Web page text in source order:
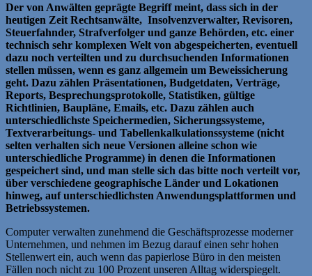
Der von Anwälten geprägte Begriff meint, dass sich in der
heutigen Zeit Rechtsanwälte, Insolvenzverwalter, Revisoren,
Steuerfahnder, Strafverfolger und ganze Behörden, etc. einer
technisch sehr komplexen Welt von abgespeicherten, eventuell
dazu noch verteilten und zu durchsuchenden Informationen
stellen müssen, wenn es ganz allgemein um Beweissicherung
geht. Dazu zählen Präsentationen, Budgetdaten, Verträge,
Reports, Besprechungsprotokolle, Statistiken, gültige
Richtlinien, Baupläne, Emails, etc. Dazu zählen auch
unterschiedlichste Speichermedien, Sicherungssysteme,
Textverarbeitungs- und Tabellenkalkulationssysteme (nicht
selten verhalten sich neue Versionen alleine schon wie
unterschiedliche Programme) in denen die Informationen
gespeichert sind, und man stelle sich das bitte noch verteilt vor,
über verschiedene geographische Länder und Lokationen
hinweg, auf unterschiedlichsten Anwendungsplattformen und
Betriebssystemen.
Computer verwalten zunehmend die Geschäftsprozesse moderner
Unternehmen, und nehmen im Bezug darauf einen sehr hohen
Stellenwert ein, auch wenn das papierlose Büro in den meisten
Fällen noch nicht zu 100 Prozent unseren Alltag widerspiegelt.